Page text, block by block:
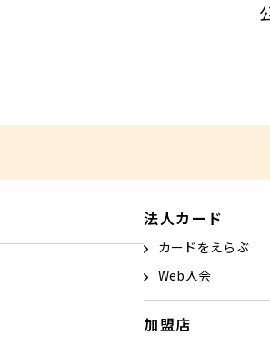
法人カード
カードをえらぶ
Web入会
加盟店